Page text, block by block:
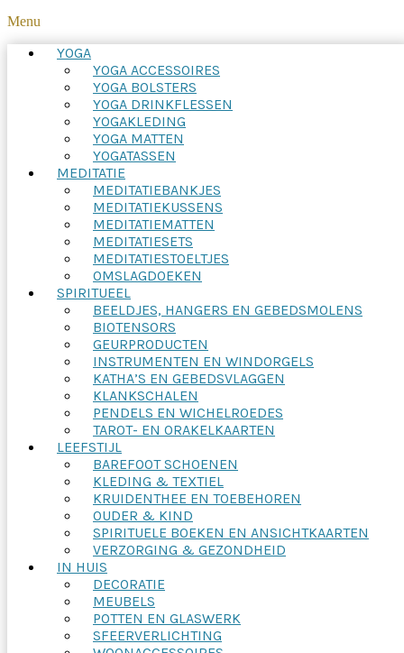
Menu
YOGA
YOGA ACCESSOIRES
YOGA BOLSTERS
YOGA DRINKFLESSEN
YOGAKLEDING
YOGA MATTEN
YOGATASSEN
MEDITATIE
MEDITATIEBANKJES
MEDITATIEKUSSENS
MEDITATIEMATTEN
MEDITATIESETS
MEDITATIESTOELTJES
OMSLAGDOEKEN
SPIRITUEEL
BEELDJES, HANGERS EN GEBEDSMOLENS
BIOTENSORS
GEURPRODUCTEN
INSTRUMENTEN EN WINDORGELS
KATHA’S EN GEBEDSVLAGGEN
KLANKSCHALEN
PENDELS EN WICHELROEDES
TAROT- EN ORAKELKAARTEN
LEEFSTIJL
BAREFOOT SCHOENEN
KLEDING & TEXTIEL
KRUIDENTHEE EN TOEBEHOREN
OUDER & KIND
SPIRITUELE BOEKEN EN ANSICHTKAARTEN
VERZORGING & GEZONDHEID
IN HUIS
DECORATIE
MEUBELS
POTTEN EN GLASWERK
SFEERVERLICHTING